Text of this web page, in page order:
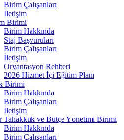
Birim Çalışanları
İletişim
Birimi
Birim Hakkında
Staj Başvuruları
Birim Çalışanları
İletişim
Oryantasyon Rehberi
2026 Hizmet İçi Eğitim Planı
Birimi
Birim Hakkında
Birim Çalışanları
İletişim
Tahakkuk ve Bütçe Yönetimi Birimi
Birim Hakkında
Birim Çalışanları